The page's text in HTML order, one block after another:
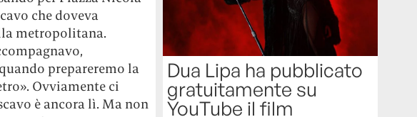
che doveva
metropolitana.
prepareremo la
Ovviamente ci
è ancora lì. Ma non
Dua Lipa ha pubblicato
gratuitamente su
YouTube il film